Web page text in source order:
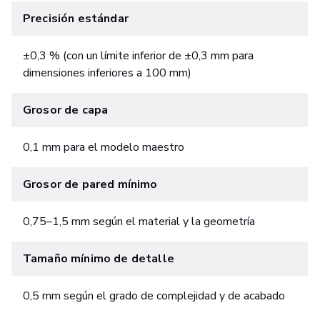
Precisión estándar
±0,3 % (con un límite inferior de ±0,3 mm para
dimensiones inferiores a 100 mm)
Grosor de capa
0,1 mm para el modelo maestro
Grosor de pared mínimo
0,75–1,5 mm según el material y la geometría
Tamaño mínimo de detalle
0,5 mm según el grado de complejidad y de acabado